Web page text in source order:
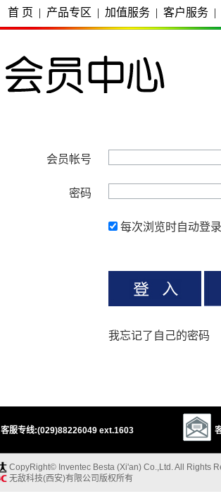
首 页 | 产品专区 | 加值服务 | 客户服务 |
会员帐号
密码
每次浏览时自动登录
我忘记了自己的密码
客服专线:(029)88226049 ext.1603
CopyRight© Inventec Besta (Xi'an) Co.,Ltd. All Rights
无敌科技(西安)有限公司版权所有